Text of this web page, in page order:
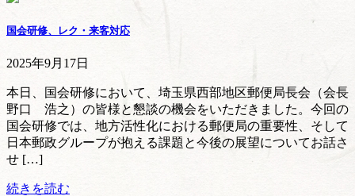
国会研修、レク・来客対応
2025年9月17日
本日、国会研修において、埼玉県西部地区郵便局長会（会長
野口 浩之）の皆様と懇談の機会をいただきました。今回の
国会研修では、地方活性化における郵便局の重要性、そして
日本郵政グループが抱える課題と今後の展望についてお話さ
せ […]
続きを読む